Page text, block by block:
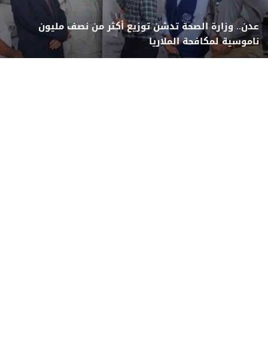
عدن.. وزارة الصحة تدشن توزيع أكثر من نصف مليون
ناموسية لمكافحة الملاريا